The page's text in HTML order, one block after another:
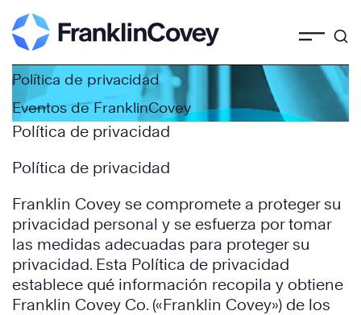
Skip
to
content
Política de privacidad
Eventos de FranklinCovey
Política de privacidad
Política de privacidad
Franklin Covey se compromete a proteger su
privacidad personal y se esfuerza por tomar
las medidas adecuadas para proteger su
privacidad. Esta Política de privacidad
establece qué información recopila y obtiene
Franklin Covey Co. («Franklin Covey») de los